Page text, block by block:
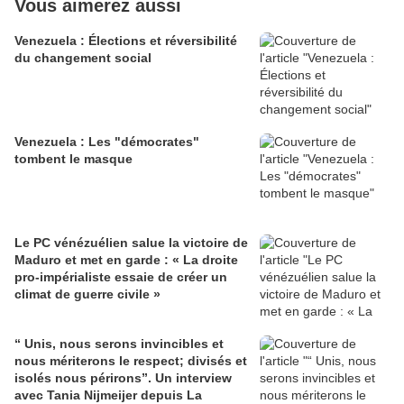
Vous aimerez aussi
Venezuela : Élections et réversibilité
du changement social
Venezuela : Les "démocrates"
tombent le masque
Le PC vénézuélien salue la victoire de
Maduro et met en garde : « La droite
pro-impérialiste essaie de créer un
climat de guerre civile »
“ Unis, nous serons invincibles et
nous mériterons le respect; divisés et
isolés nous périrons”. Un interview
avec Tania Nijmeijer depuis La